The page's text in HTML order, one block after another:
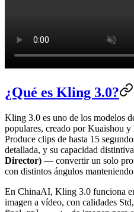
¿Qué es Kling 3.0?
Kling 3.0 es uno de los modelos
populares, creado por Kuaishou
Produce clips de hasta 15
detallada, y su capacidad
Director) — convertir un solo
con distintos ángulos
En ChinaAI, Kling 3.0 funciona
imagen a vídeo, con calidades